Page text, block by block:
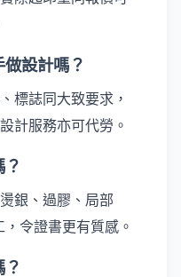
設計嗎？
標誌同大致要求，
計服務亦可代勞。
銀、過膠、局部
令證書更有質感。